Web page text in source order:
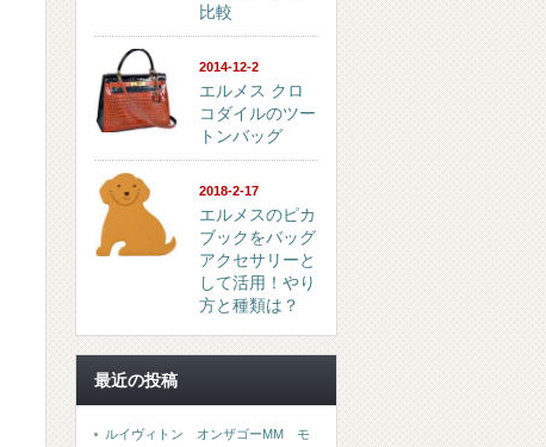
比較
2014-12-2
エルメス クロ
コダイルのツー
トンバッグ
2018-2-17
エルメスのピカ
ブックをバッグ
アクセサリーと
して活用！やり
方と種類は？
最近の投稿
ルイヴィトン オンザゴーMM モ